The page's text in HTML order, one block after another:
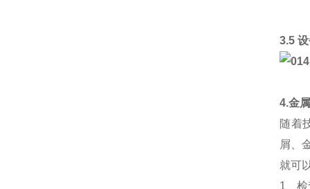
3.5
4.金
随着
屑、
就可
1、